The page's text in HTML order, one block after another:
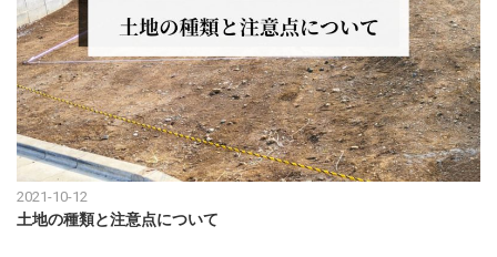
2021-10-12
土地の種類と注意点について